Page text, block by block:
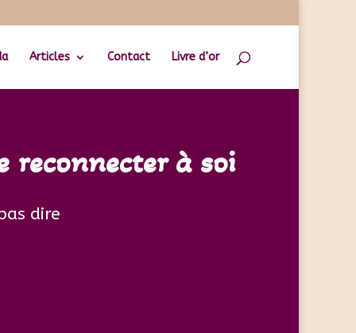
Articles Contact Livre d’or
reconnecter à soi
dire